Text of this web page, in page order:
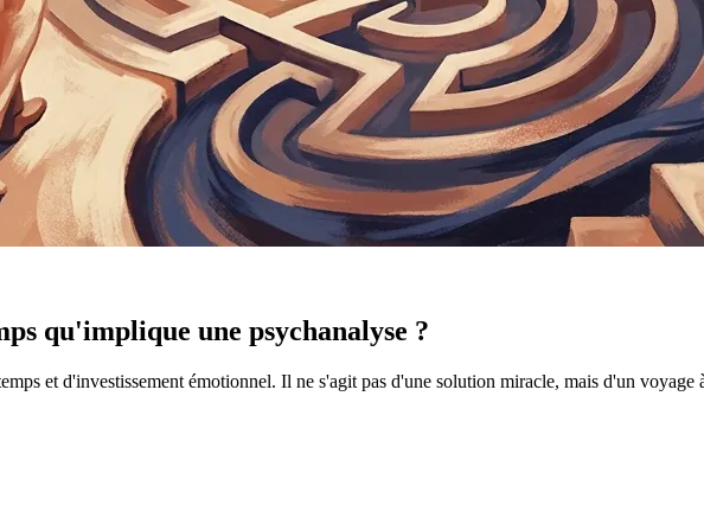
qu'implique une psychanalyse ?
et d'investissement émotionnel. Il ne s'agit pas d'une solution miracle, mais d'un